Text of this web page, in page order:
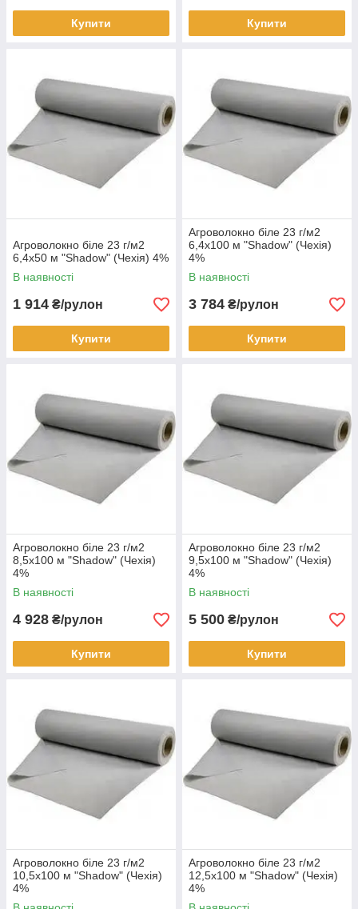
Купити Купити
Агроволокно біле 23 г/м2
6,4х50 м "Shadow" (Чехія) 4%
В наявності
1 914 ₴/рулон
Купити
Агроволокно біле 23 г/м2
6,4х100 м "Shadow" (Чехія)
4%
В наявності
3 784 ₴/рулон
Купити
Агроволокно біле 23 г/м2
8,5х100 м "Shadow" (Чехія)
4%
В наявності
4 928 ₴/рулон
Купити
Агроволокно біле 23 г/м2
9,5х100 м "Shadow" (Чехія)
4%
В наявності
5 500 ₴/рулон
Купити
Агроволокно біле 23 г/м2
10,5х100 м "Shadow" (Чехія)
4%
Агроволокно біле 23 г/м2
12,5х100 м "Shadow" (Чехія)
4%